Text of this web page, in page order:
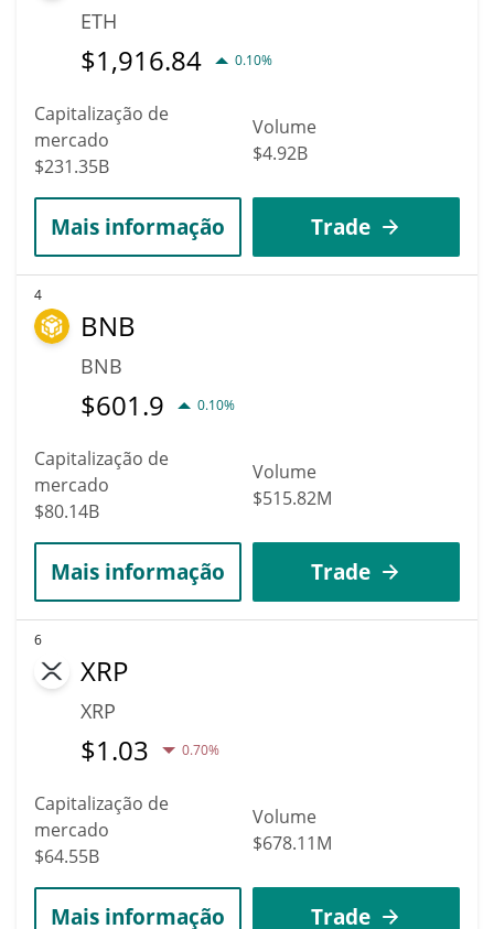
ETH
$1,916.84 0.10%
Capitalização de
mercado
$231.35B
Volume
$4.92B
Mais informação Trade
4
BNB
BNB
$601.9 0.10%
Capitalização de
mercado
$80.14B
Volume
$515.82M
Mais informação Trade
6
XRP
XRP
$1.03 0.70%
Capitalização de
mercado
$64.55B
Volume
$678.11M
Mais informação Trade